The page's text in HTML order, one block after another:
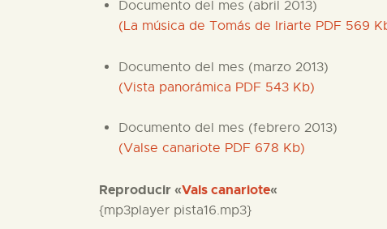
Documento del mes (abril 2013)
(La música de Tomás de Iriarte PDF 569
Documento del mes (marzo 2013)
(Vista panorámica PDF 543 Kb)
Documento del mes (febrero 2013)
(Valse canariote PDF 678 Kb)
Reproducir «Vals canariote«
{mp3player pista16.mp3}